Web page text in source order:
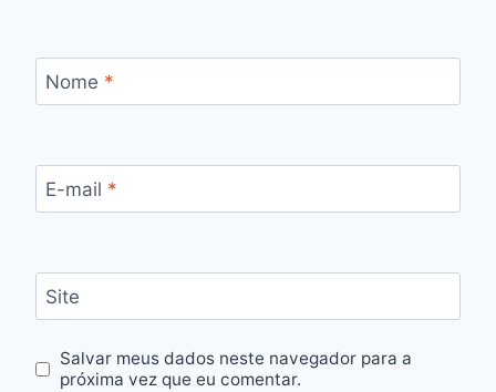
Nome *
E-mail *
Site
Salvar meus dados neste navegador para a
próxima vez que eu comentar.